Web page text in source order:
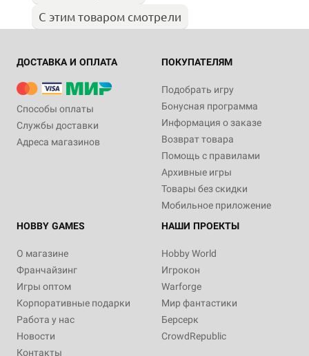
С этим товаром смотрели
ДОСТАВКА И ОПЛАТА
Способы оплаты
Службы доставки
Адреса магазинов
ПОКУПАТЕЛЯМ
Подобрать игру
Бонусная программа
Информация о заказе
Возврат товара
Помощь с правилами
Архивные игры
Товары без скидки
Мобильное приложение
HOBBY GAMES
О магазине
Франчайзинг
Игры оптом
Корпоративные подарки
Работа у нас
Новости
Контакты
НАШИ ПРОЕКТЫ
Hobby World
Игрокон
Warforge
Мир фантастики
Берсерк
CrowdRepublic